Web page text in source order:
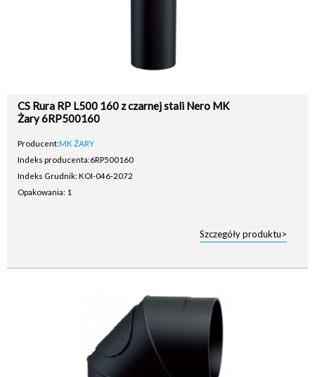
CS Rura RP L500 160 z czarnej stali Nero MK
Żary 6RP500160
Producent:MK ŻARY
Indeks producenta:6RP500160
Indeks Grudnik: KOI-046-2072
Opakowania: 1
Szczegóły produktu>